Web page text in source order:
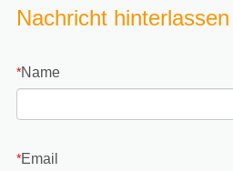
Nachricht hinterlassen
*Name
*Email